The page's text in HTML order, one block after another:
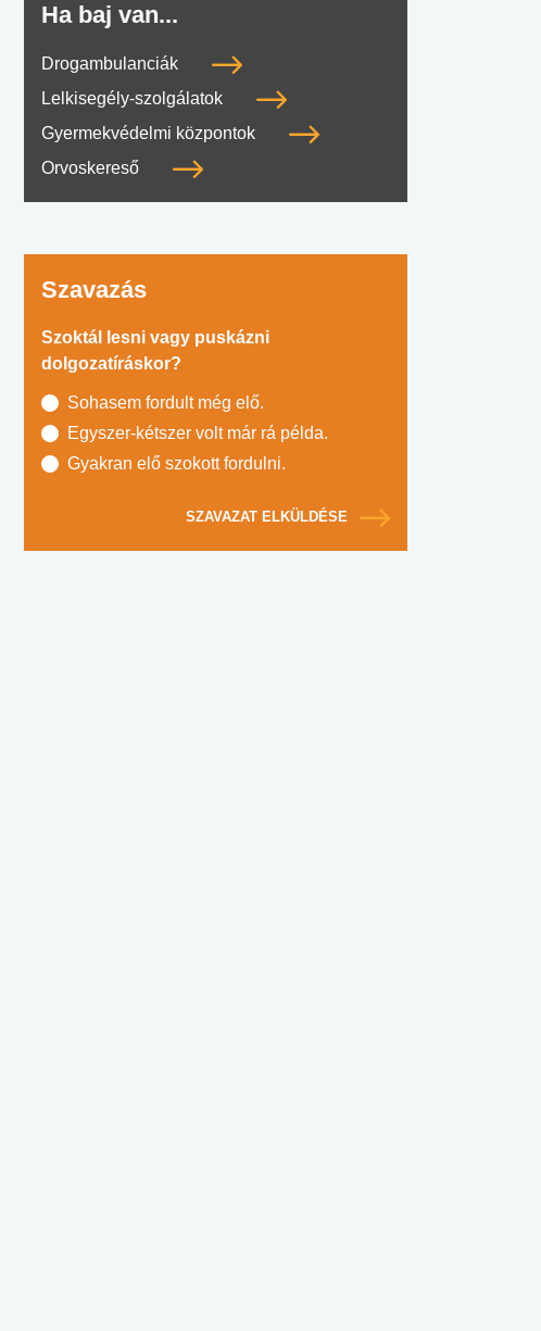
Ha baj van...
Drogambulanciák
Lelkisegély-szolgálatok
Gyermekvédelmi központok
Orvoskereső
Szavazás
Szoktál lesni vagy puskázni
dolgozatíráskor?
Sohasem fordult még elő.
Egyszer-kétszer volt már rá példa.
Gyakran elő szokott fordulni.
SZAVAZAT ELKÜLDÉSE